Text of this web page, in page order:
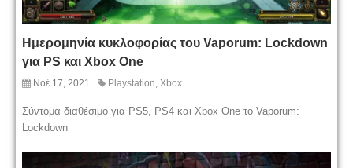
Ημερομηνία κυκλοφορίας του Vaporum: Lockdown
για PS και Xbox One
Νοέ 17, 2021 Playstation Xbox
Σύντομα διαθέσιμο για PS5, PS4 και Xbox One το Vaporum:
Lockdown